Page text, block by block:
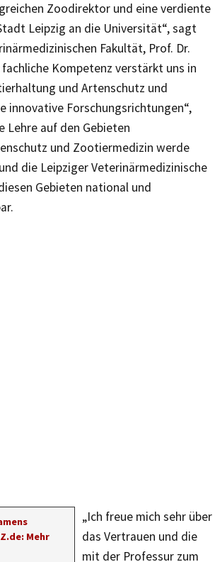
Zoodirektor und eine verdiente
Leipzig an die Universität“, sagt
Fakultät, Prof. Dr.
fachliche Kompetenz verstärkt uns in
und Artenschutz und
innovative Forschungsrichtungen“,
Lehre auf den Gebieten
und Zootiermedizin werde
die Leipziger Veterinärmedizinische
Gebieten national und
Mehr
„Ich freue mich sehr über
das Vertrauen und die
mit der Professur zum